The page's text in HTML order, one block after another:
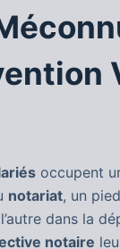
occupent
notariat, un
dans la
notaire